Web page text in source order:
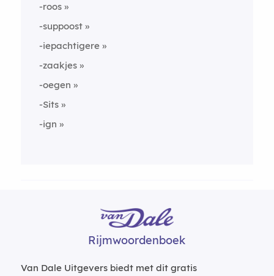
-roos
-suppoost
-iepachtigere
-zaakjes
-oegen
-Sits
-ign
Rijmwoordenboek
Van Dale Uitgevers biedt met dit gratis